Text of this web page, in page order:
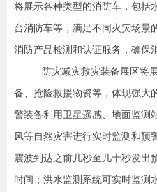
将展示各种类型的消防车，包括
台消防车等，满足不同火灾场景
消防产品检测和认证服务，确保
防灾减灾救灾装备展区将
备、抢险救援物资等，体现强大
警装备利用卫星遥感、地面监测
风等自然灾害进行实时监测和预
震波到达之前几秒至几十秒发出
时间；洪水监测系统可实时监测